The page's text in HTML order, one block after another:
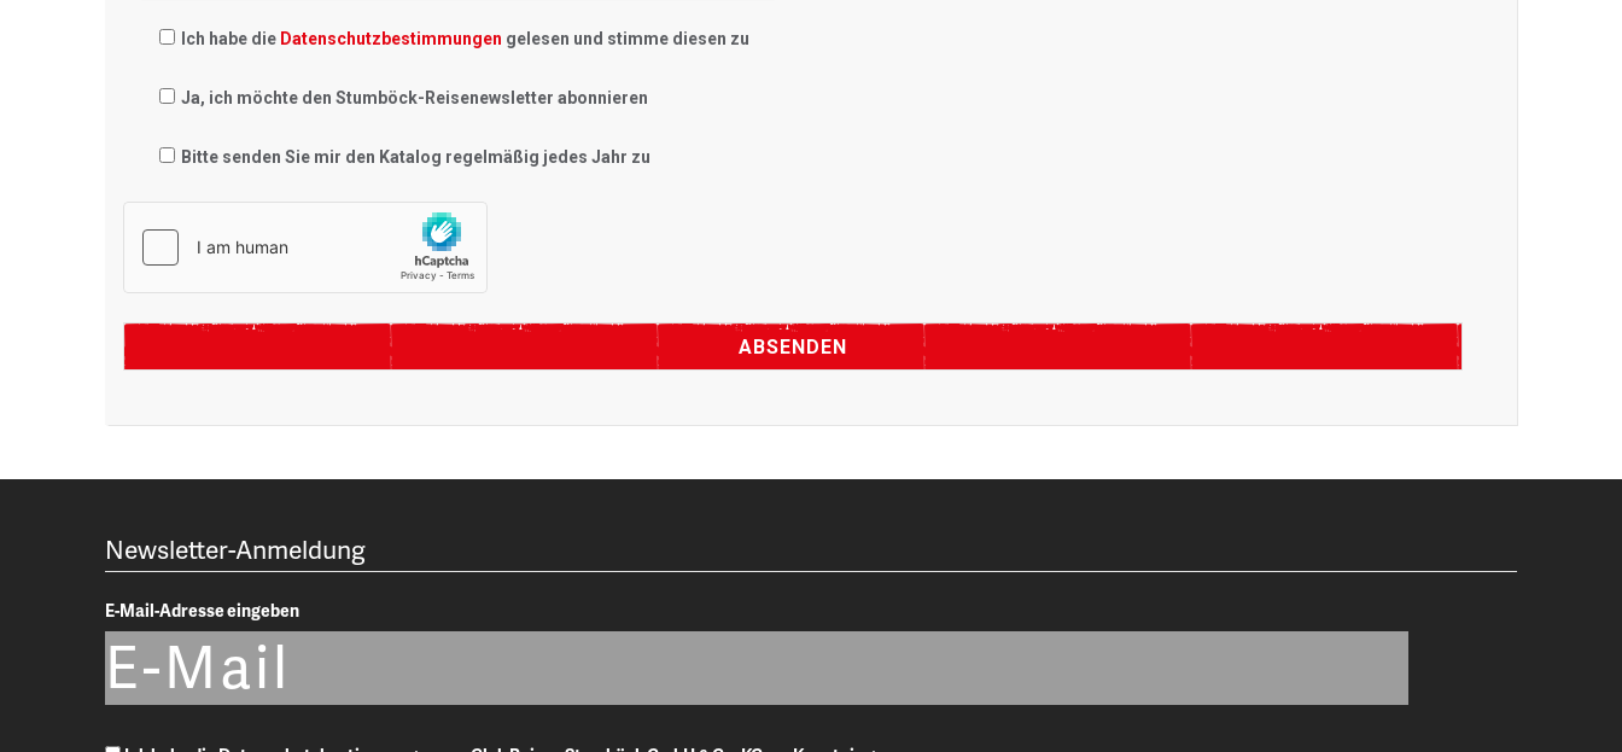
Ich habe die Datenschutzbestimmungen gelesen und stimme diesen zu
Ja, ich möchte den Stumböck-Reisenewsletter abonnieren
Bitte senden Sie mir den Katalog regelmäßig jedes Jahr zu
Newsletter-Anmeldung
E-Mail-Adresse eingeben